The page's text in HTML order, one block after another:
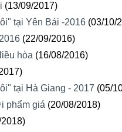
(13/09/2017)
tại Yên Bái -2016 (03/10/
(22/09/2016)
hòa (16/08/2016)
tại Hà Giang - 2017 (05/
phẩm giá (20/08/2018)